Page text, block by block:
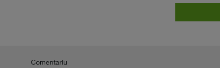
Comentariu